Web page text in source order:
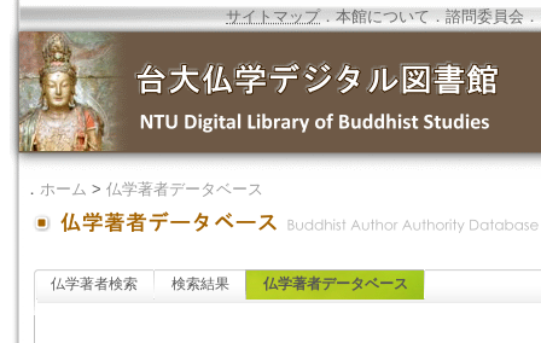
サイトマップ．本館について ．諮問委員会 ．
． ホーム > 仏学著者データベース
仏学著者検索 検索結果 仏学著者データベース